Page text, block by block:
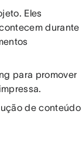
Eles
durante
para promover
de conteúdo